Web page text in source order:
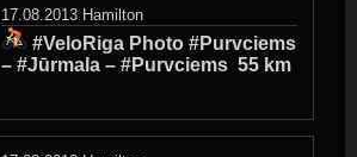
17.08.2013 Hamilton
#VeloRiga Photo #Purvciems
– #Jūrmala – #Purvciems ‍ 55 km